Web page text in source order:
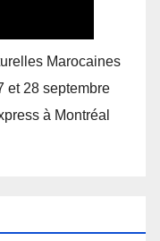
Marocaines
et 28 septembre
à Montréal